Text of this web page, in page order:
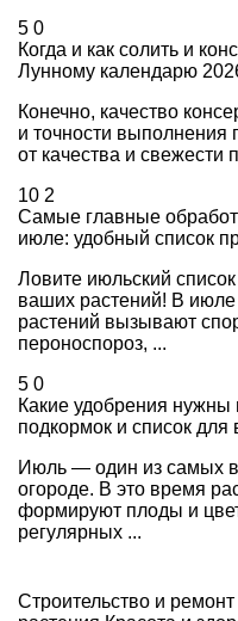
5 0
Когда и как солить и
Лунному календарю
Конечно, качество
и точности выполнения
от качества и свежести
10 2
Самые главные
июле: удобный список
Ловите июльский
ваших растений! В
растений вызывают
пероноспороз, ...
5 0
Какие удобрения нужны
подкормок и список для
Июль — один из самых
огороде. В это время
формируют плоды и
регулярных ...
Строительство и ремонт